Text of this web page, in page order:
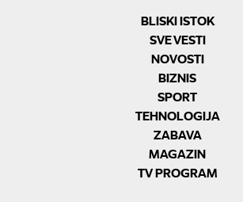
BLISKI ISTOK
SVE VESTI
NOVOSTI
BIZNIS
SPORT
TEHNOLOGIJA
ZABAVA
MAGAZIN
TV PROGRAM